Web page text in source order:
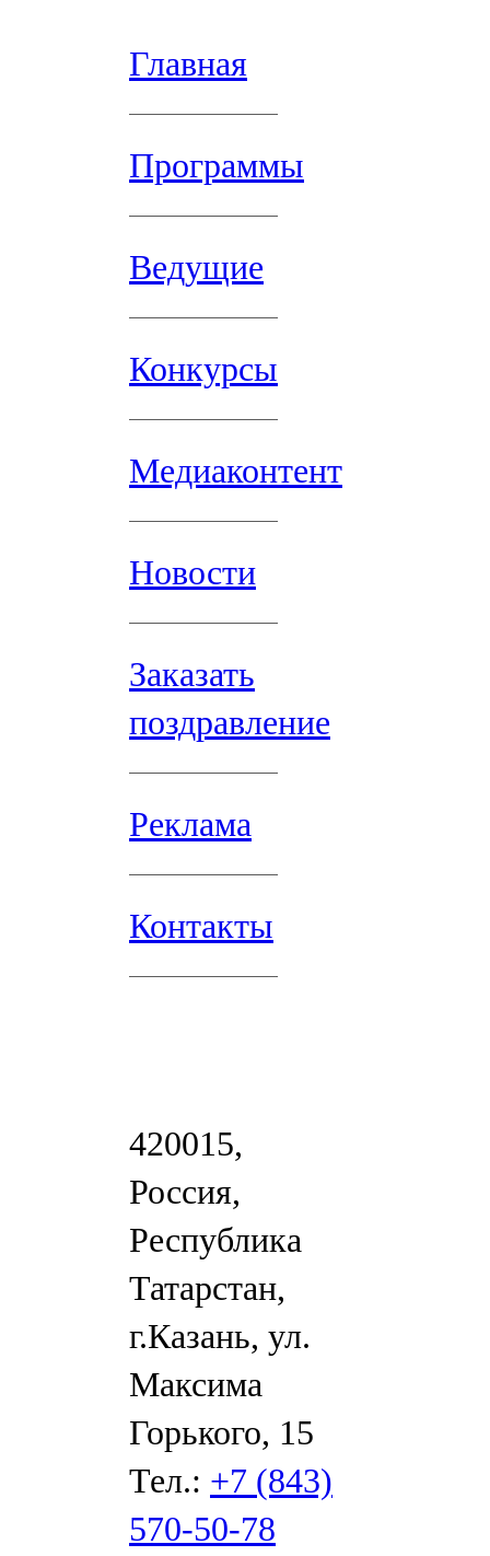
Главная
Программы
Ведущие
Конкурсы
Медиаконтент
Новости
Заказать
поздравление
Реклама
Контакты
420015,
Россия,
Республика
Татарстан,
г.Казань, ул.
Максима
Горького, 15
Тел.: +7 (843)
570-50-78